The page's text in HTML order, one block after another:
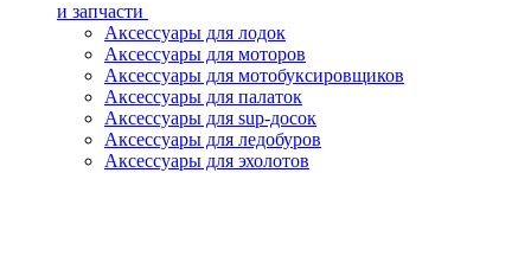
и запчасти
Аксессуары для лодок
Аксессуары для моторов
Аксессуары для мотобуксировщиков
Аксессуары для палаток
Аксессуары для sup-досок
Аксессуары для ледобуров
Аксессуары для эхолотов